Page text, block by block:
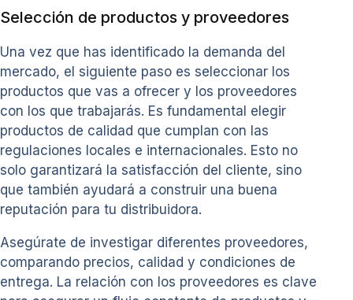
Selección de productos y proveedores
Una vez que has identificado la demanda del
mercado, el siguiente paso es seleccionar los
productos que vas a ofrecer y los proveedores
con los que trabajarás. Es fundamental elegir
productos de calidad que cumplan con las
regulaciones locales e internacionales. Esto no
solo garantizará la satisfacción del cliente, sino
que también ayudará a construir una buena
reputación para tu distribuidora.
Asegúrate de investigar diferentes proveedores,
comparando precios, calidad y condiciones de
entrega. La relación con los proveedores es clave